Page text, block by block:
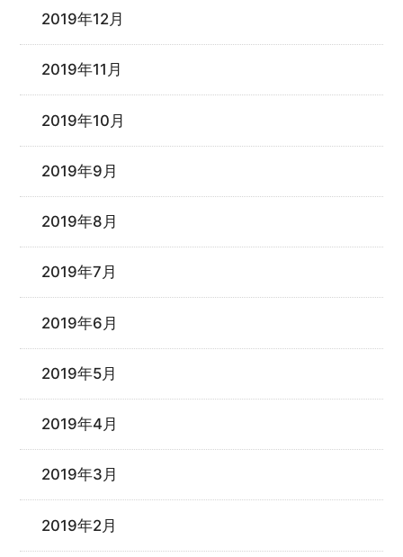
2019年12月
2019年11月
2019年10月
2019年9月
2019年8月
2019年7月
2019年6月
2019年5月
2019年4月
2019年3月
2019年2月